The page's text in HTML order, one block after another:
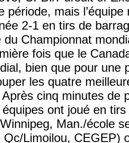
période, mais
2-1 en tirs de
du Championnat
fois que le
bien que pour
les quatre
cinq minutes de
ont joué en
Man./école
Limoilou, CEGEP)